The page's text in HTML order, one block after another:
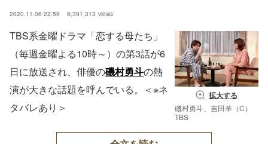
2020.11.06 22:59 6,391,313 views
拡大する
磯村勇斗、吉田羊（C）
TBS
TBS系金曜ドラマ「恋する母たち」
（毎週金曜よる10時～）の第3話が6
日に放送され、俳優の磯村勇斗の熱
演が大きな話題を呼んでいる。＜※ネ
タバレあり＞